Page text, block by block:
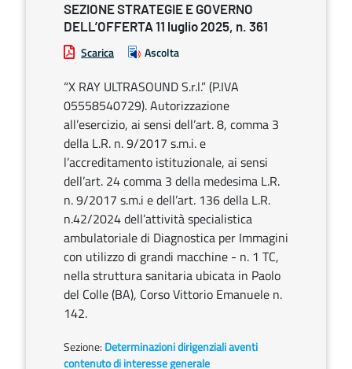
SEZIONE STRATEGIE E GOVERNO
DELL’OFFERTA 11 luglio 2025, n. 361
Scarica Ascolta
“X RAY ULTRASOUND S.r.l.” (P.IVA
05558540729). Autorizzazione
all’esercizio, ai sensi dell’art. 8, comma 3
della L.R. n. 9/2017 s.m.i. e
l’accreditamento istituzionale, ai sensi
dell’art. 24 comma 3 della medesima L.R.
n. 9/2017 s.m.i e dell’art. 136 della L.R.
n.42/2024 dell’attività specialistica
ambulatoriale di Diagnostica per Immagini
con utilizzo di grandi macchine - n. 1 TC,
nella struttura sanitaria ubicata in Paolo
del Colle (BA), Corso Vittorio Emanuele n.
142.
Sezione: Determinazioni dirigenziali aventi
contenuto di interesse generale